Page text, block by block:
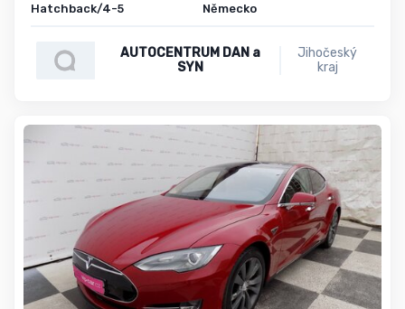
Hatchback/4-5
Německo
AUTOCENTRUM DAN a
SYN
Jihočeský
kraj